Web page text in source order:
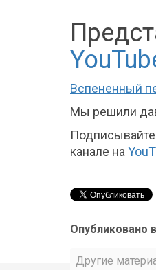
Вспененный
Мы решили
канале на
Опубликовано в
Другие